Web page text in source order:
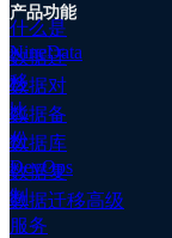
级
服
务
数
据
备
份
数
据
景的需求。
NineData 新增
对多个分库分表
分表情况下，数
产品功能
什么是
NineData
数据迁
移
数据对
比
数据备
份
数据库
DevOps
数据复
制
数据迁移高级
服务